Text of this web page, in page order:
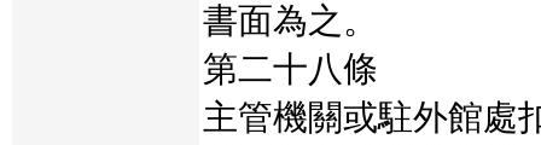
書面為之。
第二十八條
主管機關或駐外館處